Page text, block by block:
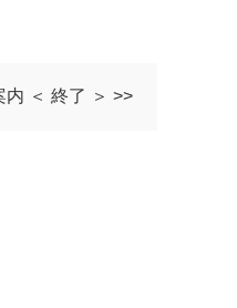
＜ 終了 ＞ >>